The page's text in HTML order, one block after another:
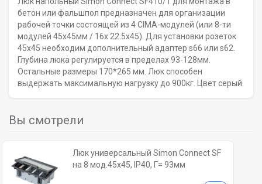
бетон или фальшпол предназначен для организации
рабочей точки состоящей из 4 CIMA-модулей (или 8-ти
модулей 45х45мм / 16х 22.5х45). Для установки розеток
45х45 необходим дополнительный адаптер s66 или s62.
Глубина люка регулируется в пределах 93-128мм.
Остальные размеры 170*265 мм. Люк способен
выдержать максимальную нагрузку до 900кг. Цвет серый.
Вы смотрели
Люк универсальный Simon Connect SF
на 8 мод.45х45, IP40, Г= 93мм